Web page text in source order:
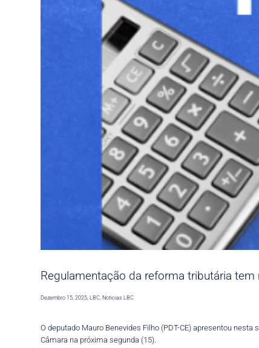
Regulamentação da reforma tributária
Dezembro 15, 2025 ,LBC Noticias LBC
O deputado Mauro Benevides Filho (PDT-CE) apresentou
Câmara na próxima segunda (15).